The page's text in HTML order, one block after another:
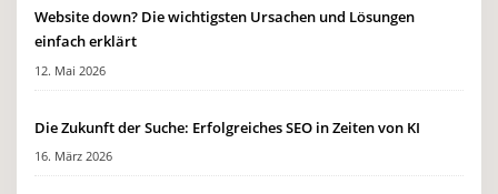
Website down? Die wichtigsten Ursachen und Lösungen
einfach erklärt
12. Mai 2026
Die Zukunft der Suche: Erfolgreiches SEO in Zeiten von KI
16. März 2026